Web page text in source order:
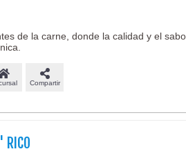
de la carne, donde la calidad y el
Compartir
RICO